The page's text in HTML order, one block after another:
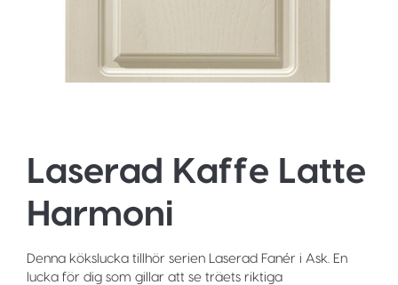
Laserad Kaffe Latte
Harmoni
Denna kökslucka tillhör serien Laserad Fanér i Ask. En
lucka för dig som gillar att se träets riktiga